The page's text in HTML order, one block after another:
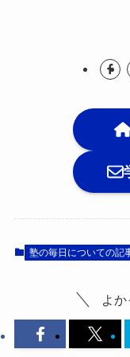
塾の毎日についての記
よか